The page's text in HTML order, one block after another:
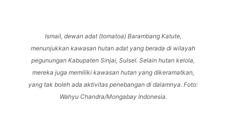
Ismail, dewan adat (tomatoa) Barambang Katute,
menunjukkan kawasan hutan adat yang berada di wilayah
pegunungan Kabupaten Sinjai, Sulsel. Selain hutan kelola,
mereka juga memiliki kawasan hutan yang dikeramatkan,
yang tak boleh ada aktivitas penebangan di dalamnya. Foto:
Wahyu Chandra/Mongabay Indonesia.